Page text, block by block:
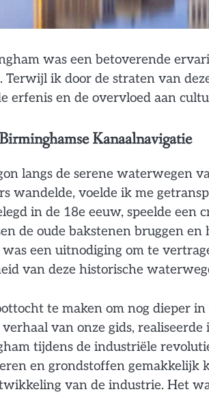
was een betoverende
ik door de straten van
erfenis en de overvloed aan
Kanaalnavigatie
langs de serene waterwegen
wandelde, voelde ik me
in de 18e eeuw, speelde
de oude bakstenen bruggen en
een uitnodiging om te
van deze historische
te maken om nog dieper
van onze gids,
tijdens de industriële
en grondstoffen gemakkelijk
van de industrie. Het